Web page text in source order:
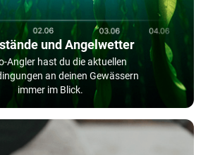
und Angelwetter
Angler hast du die aktuellen
an deinen Gewässern
immer im Blick.